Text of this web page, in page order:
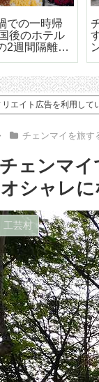
長期滞在の
い探しはこ
エリア選び
エイト広告を利用して
チェンマイを旅す
ェンマ
シャレ
工芸村